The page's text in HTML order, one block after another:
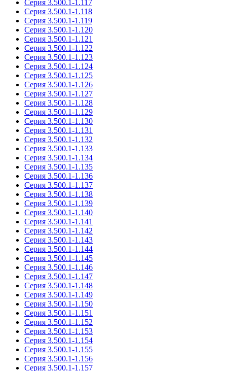
Серия 3.500.1-1.117
Серия 3.500.1-1.118
Серия 3.500.1-1.119
Серия 3.500.1-1.120
Серия 3.500.1-1.121
Серия 3.500.1-1.122
Серия 3.500.1-1.123
Серия 3.500.1-1.124
Серия 3.500.1-1.125
Серия 3.500.1-1.126
Серия 3.500.1-1.127
Серия 3.500.1-1.128
Серия 3.500.1-1.129
Серия 3.500.1-1.130
Серия 3.500.1-1.131
Серия 3.500.1-1.132
Серия 3.500.1-1.133
Серия 3.500.1-1.134
Серия 3.500.1-1.135
Серия 3.500.1-1.136
Серия 3.500.1-1.137
Серия 3.500.1-1.138
Серия 3.500.1-1.139
Серия 3.500.1-1.140
Серия 3.500.1-1.141
Серия 3.500.1-1.142
Серия 3.500.1-1.143
Серия 3.500.1-1.144
Серия 3.500.1-1.145
Серия 3.500.1-1.146
Серия 3.500.1-1.147
Серия 3.500.1-1.148
Серия 3.500.1-1.149
Серия 3.500.1-1.150
Серия 3.500.1-1.151
Серия 3.500.1-1.152
Серия 3.500.1-1.153
Серия 3.500.1-1.154
Серия 3.500.1-1.155
Серия 3.500.1-1.156
Серия 3.500.1-1.157